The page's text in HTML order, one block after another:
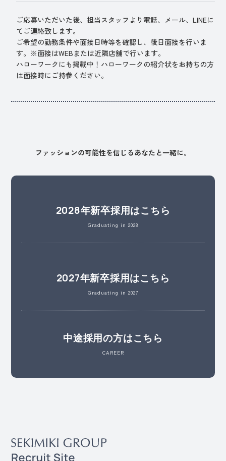
ご応募いただいた後、担当スタッフより電話、メール、LINEに
てご連絡致します。
ご希望の勤務条件や面接日時等を確認し、後日面接を行いま
す。※面接はWEBまたは近隣店舗で行います。
ハローワークにも掲載中！ハローワークの紹介状をお持ちの方
は面接時にご持参ください。
ファッションの可能性を信じるあなたと一緒に。
2028年新卒採用はこちら
Graduating in 2028
2027年新卒採用はこちら
Graduating in 2027
中途採用の方はこちら
CAREER